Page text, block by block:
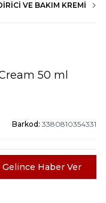
VE BAKIM KREMI
50 ml
Barkod: 3380810354331
Gelince Haber Ver